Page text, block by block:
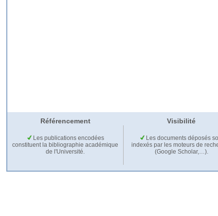
Référencement Visibilité
Les publications encodées
constituent la bibliographie académique
de l'Université.
Les documents déposés
indexés par les moteurs de
(Google Scholar,…).